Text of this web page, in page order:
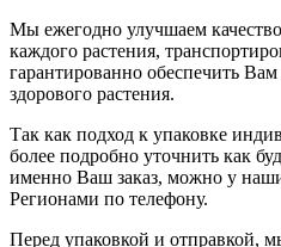
Мы ежегодно улучшаем
каждого растения,
гарантированно обеспечить
здорового растения.
Так как подход к упаковке
более подробно уточнить как
именно Ваш заказ, можно у
Регионами по телефону.
Перед упаковкой и отправкой,